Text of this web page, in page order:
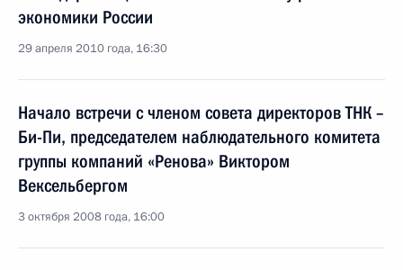
экономики России
29 апреля 2010 года, 16:30
Начало встречи с членом совета директоров ТНК –
Би-Пи, председателем наблюдательного комитета
группы компаний «Ренова» Виктором
Вексельбергом
3 октября 2008 года, 16:00